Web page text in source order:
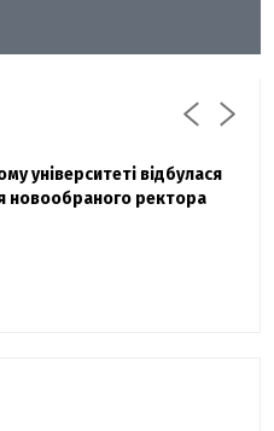
лише притуплює біль»:
Діанов вдруге
показав фото з весілля
університеті відбулася
новообраного ректора